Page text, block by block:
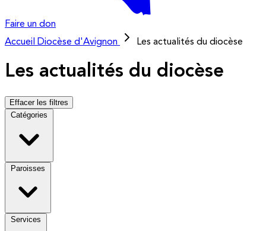
Faire un don
Accueil
Diocèse d'Avignon Les actualités du diocèse
Les actualités du diocèse
Effacer les filtres
Catégories
Paroisses
Services